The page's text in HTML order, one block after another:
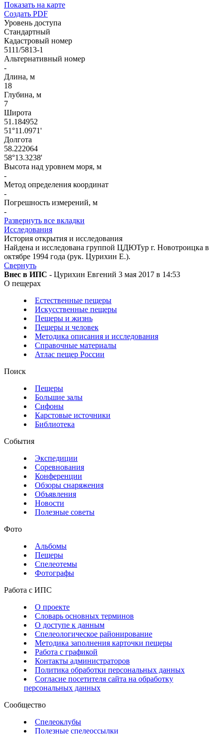
Показать на карте
Создать PDF
Уровень доступа
Стандартный
Кадастровый номер
5111/5813-1
Альтернативный номер
-
Длина, м
18
Глубина, м
7
Широта
51.184952
51°11.0971'
Долгота
58.222064
58°13.3238'
Высота над уровнем моря, м
-
Метод определения координат
-
Погрешность измерений, м
-
Развернуть все вкладки
Исследования
История открытия и исследования
Найдена и исследована группой ЦДЮТур г. Новотроицка в
октябре 1994 года (рук. Цурихин Е.).
Свернуть
Внес в ИПС - Цурихин Евгений 3 мая 2017 в 14:53
О пещерах
Естественные пещеры
Искусственные пещеры
Пещеры и жизнь
Пещеры и человек
Методика описания и исследования
Справочные материалы
Атлас пещер России
Поиск
Пещеры
Большие залы
Сифоны
Карстовые источники
Библиотека
События
Экспедиции
Соревнования
Конференции
Обзоры снаряжения
Объявления
Новости
Полезные советы
Фото
Альбомы
Пещеры
Спелеотемы
Фотографы
Работа с ИПС
О проекте
Словарь основных терминов
О доступе к данным
Спелеологическое районирование
Методика заполнения карточки пещеры
Работа с графикой
Контакты администраторов
Политика обработки персональных данных
Согласие посетителя сайта на обработку
персональных данных
Сообщество
Спелеоклубы
Полезные спелеоссылки